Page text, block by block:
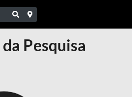
Pesquisa